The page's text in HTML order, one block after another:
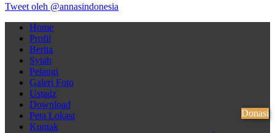
Tweet oleh @annasindonesia
Home
Profil
Berita
Syiah
Pelangi
Galeri Foto
Ustadz
Download
Peta Lokasi
Kontak
Donasi